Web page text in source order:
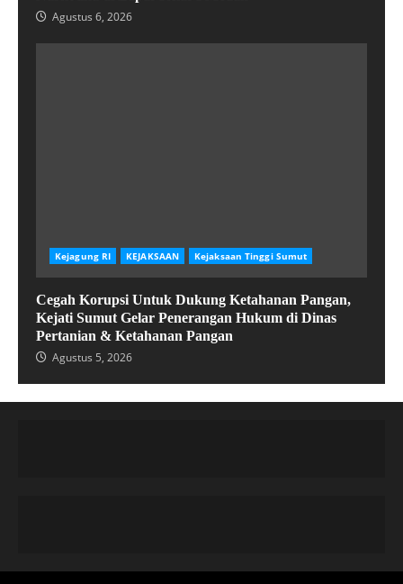
Agustus 6, 2026
Kejagung RI KEJAKSAAN Kejaksaan Tinggi Sumut
Cegah Korupsi Untuk Dukung Ketahanan Pangan,
Kejati Sumut Gelar Penerangan Hukum di Dinas
Pertanian & Ketahanan Pangan
Agustus 5, 2026